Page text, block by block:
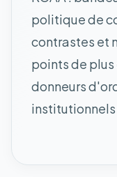
politique de
contrastes et
points de plus
donneurs
institutionnels